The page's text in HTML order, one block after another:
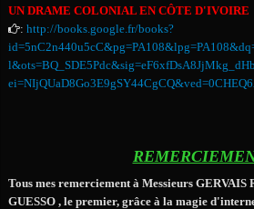
UN DRAME COLONIAL EN CÔTE D'IVOIRE
: http://books.google.fr/books?
Tous mes remerciement à Messieurs
GUESSO , le premier, grâce à la magie